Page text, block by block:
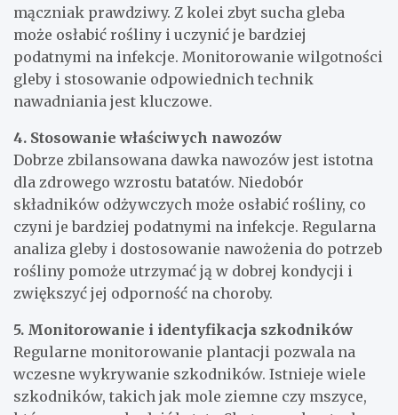
mączniak prawdziwy. Z kolei zbyt sucha gleba
może osłabić rośliny i uczynić je bardziej
podatnymi na infekcje. Monitorowanie wilgotności
gleby i stosowanie odpowiednich technik
nawadniania jest kluczowe.
4. Stosowanie właściwych nawozów
Dobrze zbilansowana dawka nawozów jest istotna
dla zdrowego wzrostu batatów. Niedobór
składników odżywczych może osłabić rośliny, co
czyni je bardziej podatnymi na infekcje. Regularna
analiza gleby i dostosowanie nawożenia do potrzeb
rośliny pomoże utrzymać ją w dobrej kondycji i
zwiększyć jej odporność na choroby.
5. Monitorowanie i identyfikacja szkodników
Regularne monitorowanie plantacji pozwala na
wczesne wykrywanie szkodników. Istnieje wiele
szkodników, takich jak mole ziemne czy mszyce,